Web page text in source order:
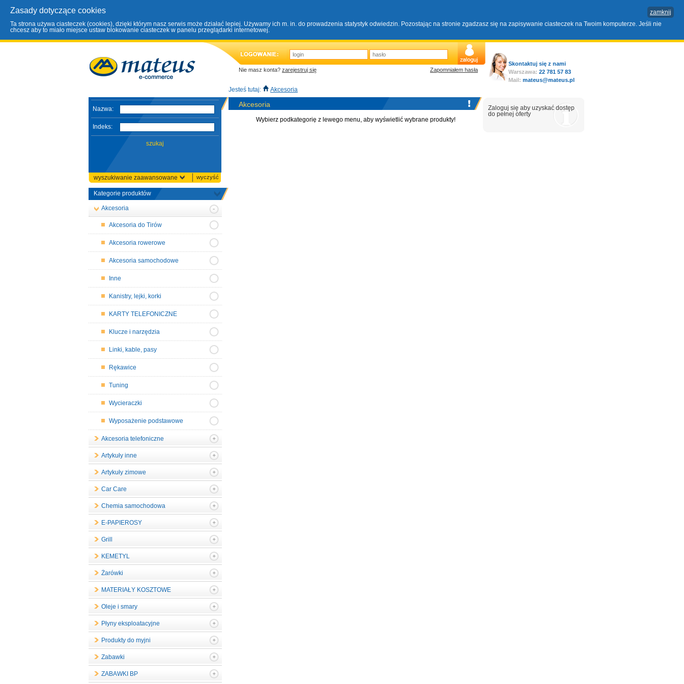
Zasady dotyczące cookies
zamknij
Ta strona używa ciasteczek (cookies), dzięki którym nasz serwis może działać lepiej. Używamy ich m. in. do prowadzenia statystyk odwiedzin. Pozostając na stronie zgadzasz się na zapisywanie ciasteczek na Twoim komputerze. Jeśli nie
chcesz aby to miało miejsce ustaw blokowanie ciasteczek w panelu przeglądarki internetowej.
Nie masz konta? zarejestruj się Zapomniałem hasła
Skontaktuj się z nami
Warszawa: 22 781 57 83
Mail: mateus@mateus.pl
Jesteś tutaj: Akcesoria
Nazwa:
Indeks:
wyszukiwanie zaawansowane wyczyść
Kategorie produktów
Akcesoria
Akcesoria do Tirów
Akcesoria rowerowe
Akcesoria samochodowe
Inne
Kanistry, lejki, korki
KARTY TELEFONICZNE
Klucze i narzędzia
Linki, kable, pasy
Rękawice
Tuning
Wycieraczki
Wyposażenie podstawowe
Akcesoria telefoniczne
Artykuły inne
Artykuły zimowe
Car Care
Chemia samochodowa
E-PAPIEROSY
Grill
KEMETYL
Żarówki
MATERIAŁY KOSZTOWE
Oleje i smary
Płyny eksploatacyjne
Produkty do myjni
Zabawki
ZABAWKI BP
Akcesoria
Wybierz podkategorię z lewego menu, aby wyświetlić wybrane produkty!
Zaloguj się aby uzyskać dostęp
do pełnej oferty